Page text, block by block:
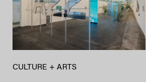
CULTURE + ARTS